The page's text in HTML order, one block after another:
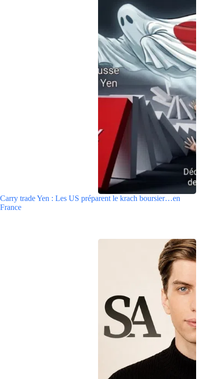
Carry trade Yen : Les US préparent le krach boursier…en
France